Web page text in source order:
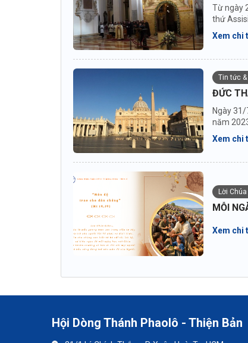
Từ ngày
thứ
Xem chi
Tin tức
ĐỨC
Ngày
năm
Xem chi
Lời
MỖI
Xem chi
Hội Dòng Thánh Phaolô - Thiện Bản